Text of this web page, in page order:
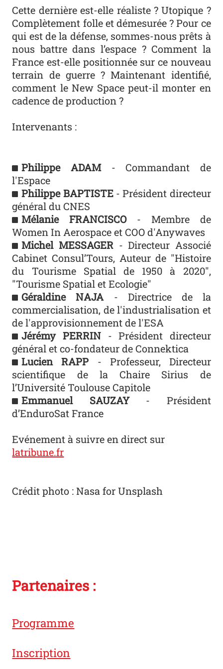
Cette dernière est-elle réaliste ? Utopique ?
Complètement folle et démesurée ? Pour ce
qui est de la défense, sommes-nous prêts à
nous battre dans l’espace ? Comment la
France est-elle positionnée sur ce nouveau
terrain de guerre ? Maintenant identifié,
comment le New Space peut-il monter en
cadence de production ?
Intervenants :
Philippe ADAM- Commandant de
l'Espace
Philippe BAPTISTE- Président directeur
général du CNES
Mélanie FRANCISCO- Membre de
Women In Aerospace et COO d'Anywaves
Michel MESSAGER - Directeur Associé
Cabinet Consul’Tours, Auteur de "Histoire
du Tourisme Spatial de 1950 à 2020",
"Tourisme Spatial et Ecologie"
Géraldine NAJA - Directrice de la
commercialisation, de l'industrialisation et
de l'approvisionnement de l'ESA
Jérémy PERRIN - Président directeur
général et co-fondateur de Connektica
Lucien RAPP - Professeur, Directeur
scientifique de la Chaire Sirius de
l’Université Toulouse Capitole
Emmanuel SAUZAY- Président
d’EnduroSat France
Evénement à suivre en direct sur
latribune.fr
Crédit photo : Nasa for Unsplash
Partenaires :
Programme
Inscription